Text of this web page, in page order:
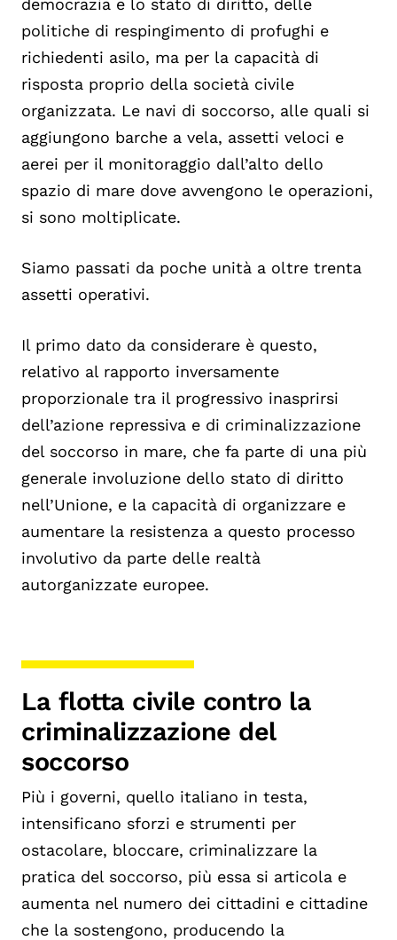
democrazia e lo stato di diritto, delle
politiche di respingimento di profughi e
richiedenti asilo, ma per la capacità di
risposta proprio della società civile
organizzata. Le navi di soccorso, alle quali si
aggiungono barche a vela, assetti veloci e
aerei per il monitoraggio dall’alto dello
spazio di mare dove avvengono le operazioni,
si sono moltiplicate.
Siamo passati da poche unità a oltre trenta
assetti operativi.
Il primo dato da considerare è questo,
relativo al rapporto inversamente
proporzionale tra il progressivo inasprirsi
dell’azione repressiva e di criminalizzazione
del soccorso in mare, che fa parte di una più
generale involuzione dello stato di diritto
nell’Unione, e la capacità di organizzare e
aumentare la resistenza a questo processo
involutivo da parte delle realtà
autorganizzate europee.
La flotta civile contro la
criminalizzazione del
soccorso
Più i governi, quello italiano in testa,
intensificano sforzi e strumenti per
ostacolare, bloccare, criminalizzare la
pratica del soccorso, più essa si articola e
aumenta nel numero dei cittadini e cittadine
che la sostengono, producendo la